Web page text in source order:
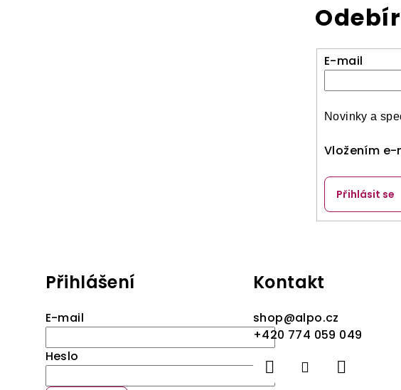
E-mail
Novinky a
Vložením e-
Přihlásit se
Přihlášení
E-mail
Heslo
Kontakt
shop@alpo.cz
+420 774 059 049